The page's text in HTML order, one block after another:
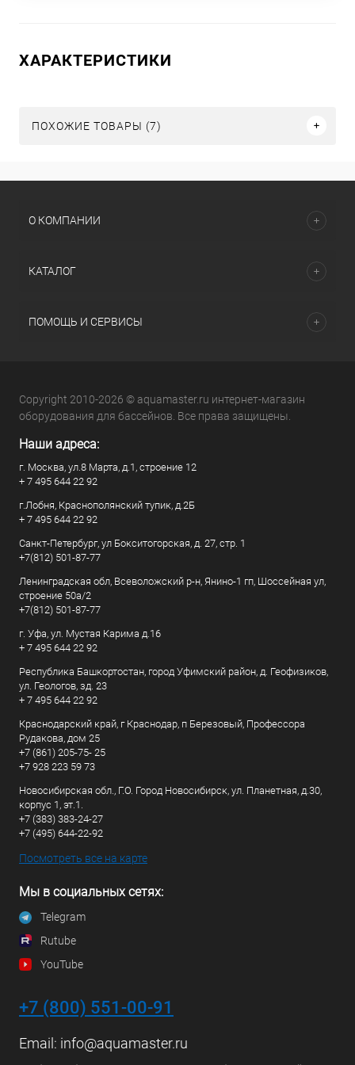
ХАРАКТЕРИСТИКИ
ПОХОЖИЕ ТОВАРЫ (7)
О КОМПАНИИ
КАТАЛОГ
ПОМОЩЬ И СЕРВИСЫ
Copyright 2010-2026 © aquamaster.ru интернет-магазин
оборудования для бассейнов. Все права защищены.
Наши адреса:
г. Москва, ул.8 Марта, д.1, строение 12
+ 7 495 644 22 92
г.Лобня, Краснополянский тупик, д.2Б
+ 7 495 644 22 92
Санкт-Петербург, ул Бокситогорская, д. 27, стр. 1
+7(812) 501-87-77
Ленинградская обл, Всеволожский р-н, Янино-1 гп, Шоссейная ул,
строение 50а/2
+7(812) 501-87-77
г. Уфа, ул. Мустая Карима д.16
+ 7 495 644 22 92
Республика Башкортостан, город Уфимский район, д. Геофизиков,
ул. Геологов, зд. 23
+ 7 495 644 22 92
Краснодарский край, г Краснодар, п Березовый, Профессора
Рудакова, дом 25
+7 (861) 205-75- 25
+7 928 223 59 73
Новосибирская обл., Г.О. Город Новосибирск, ул. Планетная, д.30,
корпус 1, эт.1.
+7 (383) 383-24-27
+7 (495) 644-22-92
Посмотреть все на карте
Мы в социальных сетях:
Telegram
Rutube
YouTube
+7 (800) 551-00-91
Email: info@aquamaster.ru